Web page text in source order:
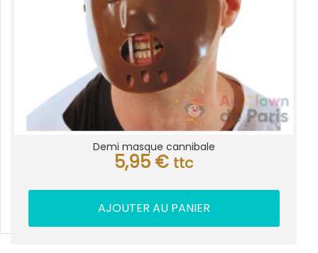
Demi masque cannibale
5,95 € ttc
AJOUTER AU PANIER